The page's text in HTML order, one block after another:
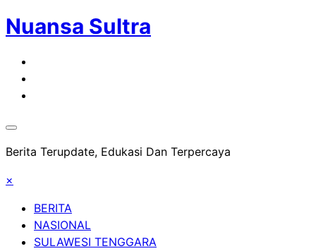
Skip
to
Nuansa Sultra
Berita Terupdate, Edukasi Dan Terpercaya
×
BERITA
NASIONAL
SULAWESI TENGGARA